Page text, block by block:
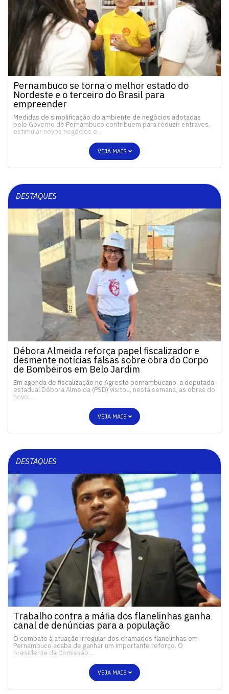
Pernambuco se torna o melhor estado do
Nordeste e o terceiro do Brasil para
empreender
Medidas de simplificação do ambiente de negócios adotadas
pelo Governo de Pernambuco contribuem para reduzir entraves,
estimular novos negócios e…
VEJA MAIS
DESTAQUES
Débora Almeida reforça papel fiscalizador e
desmente notícias falsas sobre obra do Corpo
de Bombeiros em Belo Jardim
Em agenda de fiscalização no Agreste pernambucano, a deputada
estadual Débora Almeida (PSD) visitou, nesta semana, as obras do
novo…
VEJA MAIS
DESTAQUES
Trabalho contra a máfia dos flanelinhas ganha
canal de denúncias para a população
O combate à atuação irregular dos chamados flanelinhas em
Pernambuco acaba de ganhar um importante reforço. O
presidente da Comissão…
VEJA MAIS